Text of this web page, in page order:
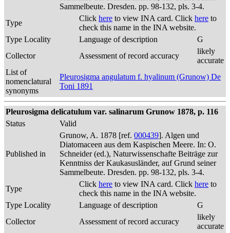
Sammelbeute. Dresden. pp. 98-132, pls. 3-4.
Type
Click here to view INA card. Click here to
check this name in the INA website.
Type Locality
Language of description
G
Collector
Assessment of record accuracy
likely
accurate
List of
nomenclatural
synonyms
Pleurosigma angulatum f. hyalinum (Grunow) De
Toni 1891
Pleurosigma delicatulum var. salinarum Grunow 1878, p. 116
Status
Valid
Published in
Grunow, A. 1878 [ref. 000439]. Algen und
Diatomaceen aus dem Kaspischen Meere. In: O.
Schneider (ed.), Naturwissenschafte Beiträge zur
Kenntniss der Kaukasusländer, auf Grund seiner
Sammelbeute. Dresden. pp. 98-132, pls. 3-4.
Type
Click here to view INA card. Click here to
check this name in the INA website.
Type Locality
Language of description
G
Collector
Assessment of record accuracy
likely
accurate